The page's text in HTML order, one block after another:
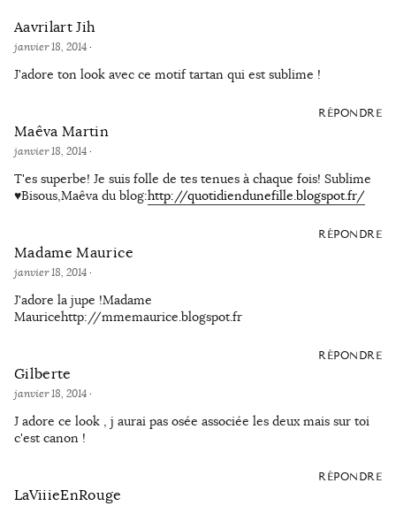
Aavrilart Jih
janvier 18, 2014·
J'adore ton look avec ce motif tartan qui est sublime !
RÉPONDRE
Maêva Martin
janvier 18, 2014·
T'es superbe! Je suis folle de tes tenues à chaque fois! Sublime
♥Bisous,Maêva du blog:http://quotidiendunefille.blogspot.fr/
RÉPONDRE
Madame Maurice
janvier 18, 2014·
J'adore la jupe !Madame
Mauricehttp://mmemaurice.blogspot.fr
RÉPONDRE
Gilberte
janvier 18, 2014·
J adore ce look , j aurai pas osée associée les deux mais sur toi
c'est canon !
RÉPONDRE
LaViiieEnRouge